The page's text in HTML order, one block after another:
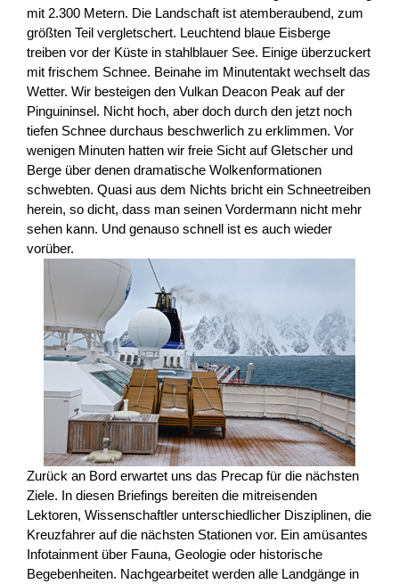
mit 2.300 Metern. Die Landschaft ist atemberaubend, zum
größten Teil vergletschert. Leuchtend blaue Eisberge
treiben vor der Küste in stahlblauer See. Einige überzuckert
mit frischem Schnee. Beinahe im Minutentakt wechselt das
Wetter. Wir besteigen den Vulkan Deacon Peak auf der
Pinguininsel. Nicht hoch, aber doch durch den jetzt noch
tiefen Schnee durchaus beschwerlich zu erklimmen. Vor
wenigen Minuten hatten wir freie Sicht auf Gletscher und
Berge über denen dramatische Wolkenformationen
schwebten. Quasi aus dem Nichts bricht ein Schneetreiben
herein, so dicht, dass man seinen Vordermann nicht mehr
sehen kann. Und genauso schnell ist es auch wieder
vorüber.
Zurück an Bord erwartet uns das Precap für die nächsten
Ziele. In diesen Briefings bereiten die mitreisenden
Lektoren, Wissenschaftler unterschiedlicher Disziplinen, die
Kreuzfahrer auf die nächsten Stationen vor. Ein amüsantes
Infotainment über Fauna, Geologie oder historische
Begebenheiten. Nachgearbeitet werden alle Landgänge in